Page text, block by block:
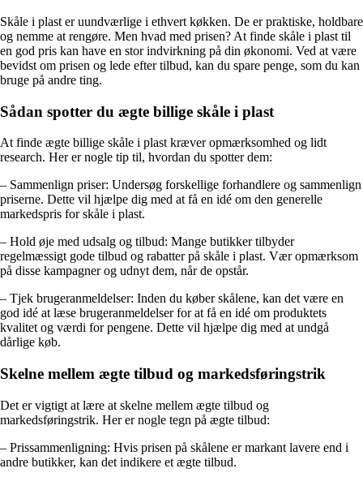
Skåle i plast er uundværlige i ethvert køkken. De er praktiske, holdbare
og nemme at rengøre. Men hvad med prisen? At finde skåle i plast til
en god pris kan have en stor indvirkning på din økonomi. Ved at være
bevidst om prisen og lede efter tilbud, kan du spare penge, som du kan
bruge på andre ting.
Sådan spotter du ægte billige skåle i plast
At finde ægte billige skåle i plast kræver opmærksomhed og lidt
research. Her er nogle tip til, hvordan du spotter dem:
– Sammenlign priser: Undersøg forskellige forhandlere og sammenlign
priserne. Dette vil hjælpe dig med at få en idé om den generelle
markedspris for skåle i plast.
– Hold øje med udsalg og tilbud: Mange butikker tilbyder
regelmæssigt gode tilbud og rabatter på skåle i plast. Vær opmærksom
på disse kampagner og udnyt dem, når de opstår.
– Tjek brugeranmeldelser: Inden du køber skålene, kan det være en
god idé at læse brugeranmeldelser for at få en idé om produktets
kvalitet og værdi for pengene. Dette vil hjælpe dig med at undgå
dårlige køb.
Skelne mellem ægte tilbud og markedsføringstrik
Det er vigtigt at lære at skelne mellem ægte tilbud og
markedsføringstrik. Her er nogle tegn på ægte tilbud:
– Prissammenligning: Hvis prisen på skålene er markant lavere end i
andre butikker, kan det indikere et ægte tilbud.